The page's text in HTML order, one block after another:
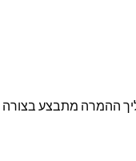
ההמרה מתבצע בצורה